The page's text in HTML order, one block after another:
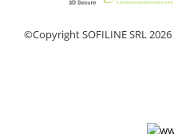
©Copyright SOFILINE SRL 2026